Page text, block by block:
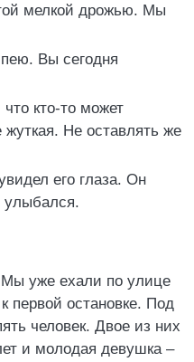
мелкой дрожью. Мы
Вы сегодня
кто-то может
жуткая. Не оставлять же
его глаза. Он
улыбался.
уже ехали по улице
первой остановке. Под
человек. Двое из них
и молодая девушка –